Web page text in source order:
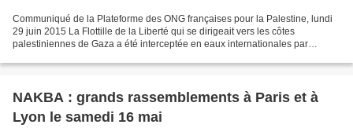
Communiqué de la Plateforme des ONG françaises pour la Palestine, lundi
29 juin 2015 La Flottille de la Liberté qui se dirigeait vers les côtes
palestiniennes de Gaza a été interceptée en eaux internationales par
NAKBA : grands rassemblements à Paris et à
Lyon le samedi 16 mai